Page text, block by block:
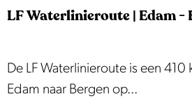
L
g
H
LF
L
F
De LF Waterlinieroute is een 410
Edam naar Bergen op...